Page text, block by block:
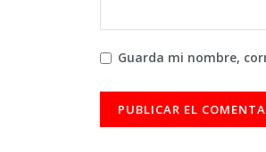
Guarda mi nombre,